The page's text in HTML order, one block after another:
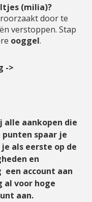
(milia)?
door te
verstoppen. Stap
ooggel.
->
alle aankopen die
spaar je
als eerste op de
en
een account aan
al voor hoge
aan.